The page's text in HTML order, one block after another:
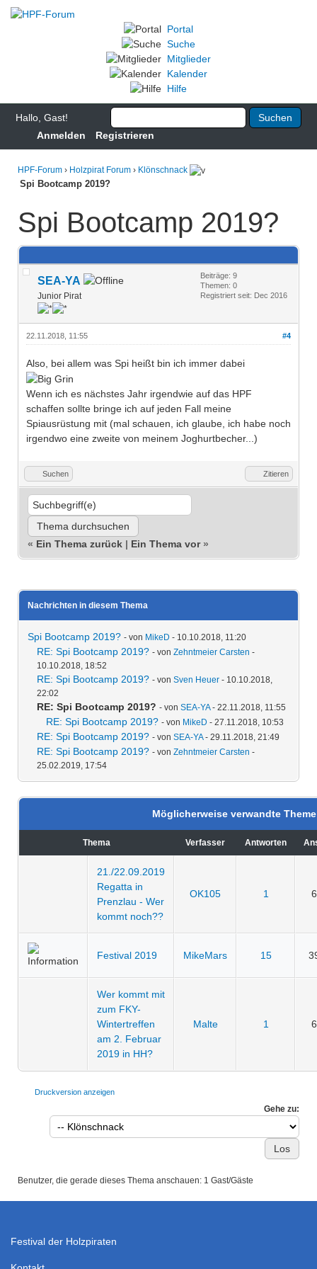
Portal
Suche
Mitglieder
Kalender
Hilfe
Hallo, Gast!
Anmelden
Registrieren
HPF-Forum › Holzpirat Forum › Klönschnack
Spi Bootcamp 2019?
Spi Bootcamp 2019?
SEA-YA
Junior Pirat
Beiträge: 9
Themen: 0
Registriert seit: Dec 2016
#4
22.11.2018, 11:55
Also, bei allem was Spi heißt bin ich immer dabei
Wenn ich es nächstes Jahr irgendwie auf das HPF
schaffen sollte bringe ich auf jeden Fall meine
Spiausrüstung mit (mal schauen, ich glaube, ich habe noch
irgendwo eine zweite von meinem Joghurtbecher...)
Suchen Zitieren
« Ein Thema zurück | Ein Thema vor»
Nachrichten in diesem Thema
Spi Bootcamp 2019? - von MikeD - 10.10.2018, 11:20
RE: Spi Bootcamp 2019? - von Zehntmeier Carsten -
10.10.2018, 18:52
RE: Spi Bootcamp 2019? - von Sven Heuer - 10.10.2018,
22:02
RE: Spi Bootcamp 2019? - von SEA-YA- 22.11.2018, 11:55
RE: Spi Bootcamp 2019? - von MikeD - 27.11.2018, 10:53
RE: Spi Bootcamp 2019? - von SEA-YA- 29.11.2018, 21:49
RE: Spi Bootcamp 2019? - von Zehntmeier Carsten -
25.02.2019, 17:54
Möglicherweise verwandte
Thema Verfasser Antworten
21./22.09.2019
Regatta in
Prenzlau - Wer
kommt noch??
OK105 1
Festival 2019 MikeMars 15
Wer kommt mit
zum FKY-
Wintertreffen
am 2. Februar
2019 in HH?
Malte 1
Druckversion anzeigen
Gehe zu:
Benutzer, die gerade dieses Thema anschauen: 1 Gast/Gäste
Festival der Holzpiraten